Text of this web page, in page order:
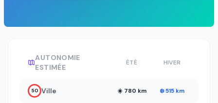
AUTONOMIE
ESTIMÉE
ÉTÉ HIVER
50 Ville ☀️ 780 km ❄️ 515 km